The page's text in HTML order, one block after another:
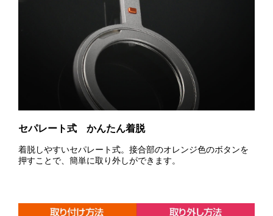
セパレート式 かんたん着脱
着脱しやすいセパレート式。接合部のオレンジ色のボタンを
押すことで、簡単に取り外しができます。